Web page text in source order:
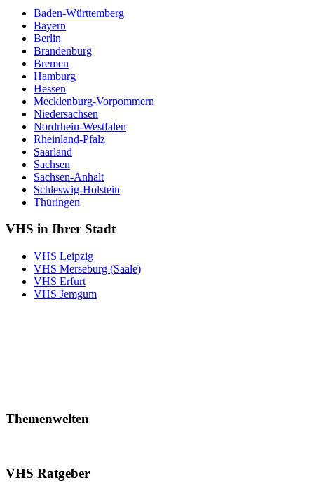
Baden-Württemberg
Bayern
Berlin
Brandenburg
Bremen
Hamburg
Hessen
Mecklenburg-Vorpommern
Niedersachsen
Nordrhein-Westfalen
Rheinland-Pfalz
Saarland
Sachsen
Sachsen-Anhalt
Schleswig-Holstein
Thüringen
VHS in Ihrer Stadt
VHS Leipzig
VHS Merseburg (Saale)
VHS Erfurt
VHS Jemgum
Themenwelten
VHS Ratgeber